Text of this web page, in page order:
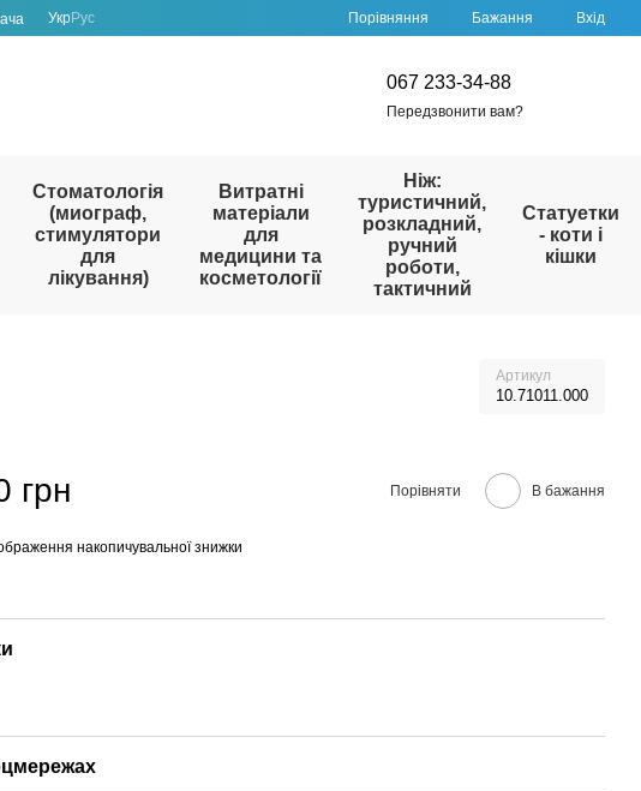
УкрРус Порівняння Бажання Вхід
067 233-34-88
Передзвонити вам?
Стоматологія
(миограф,
стимулятори
для
лікування)
Витратні
матеріали
для
медицини та
косметології
Ніж:
туристичний,
розкладний,
ручний
роботи,
тактичний
Статуетки
- коти і
кішки
Артикул
10.71011.000
грн Порівняти В бажання
накопичувальної знижки